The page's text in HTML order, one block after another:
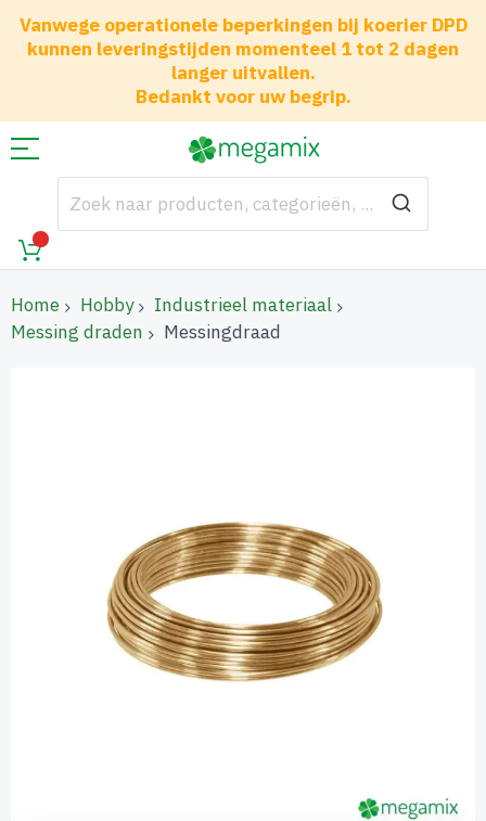
Vanwege operationele beperkingen bij koerier DPD
kunnen leveringstijden momenteel 1 tot 2 dagen
langer uitvallen.
Bedankt voor uw begrip.
Home Hobby
Industrieel materiaal
Messing draden
Messingdraad